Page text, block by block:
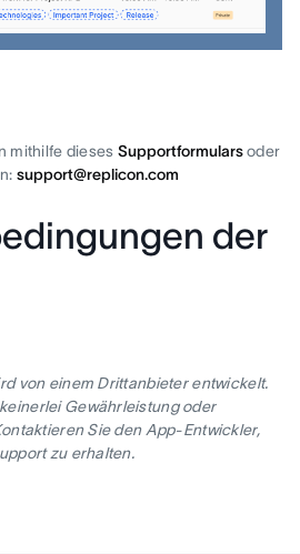
mithilfe dieses Supportformularsoder
support@replicon.com
der
von einem Drittanbieter entwickelt.
Gewährleistung oder
Sie den App-Entwickler,
zu erhalten.